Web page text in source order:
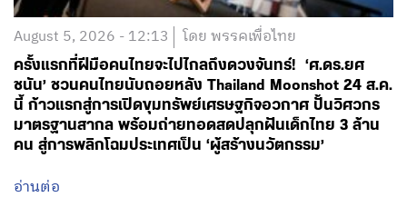
August 5, 2026 - 12:13 โดย พรรคเพื่อไทย
ครั้งแรกที่ฝีมือคนไทยจะไปไกลถึงดวงจันทร์! ‘ศ.ดร.ยศ
ชนัน’ ชวนคนไทยนับถอยหลัง Thailand Moonshot 24 ส.ค.
นี้ ก้าวแรกสู่การเปิดขุมทรัพย์เศรษฐกิจอวกาศ ปั้นวิศวกร
มาตรฐานสากล พร้อมถ่ายทอดสดปลุกฝันเด็กไทย 3 ล้าน
คน สู่การพลิกโฉมประเทศเป็น ‘ผู้สร้างนวัตกรรม’
อ่านต่อ